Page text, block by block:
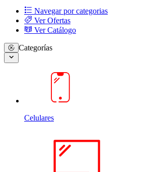
Navegar por categorias
Ver Ofertas
Ver Catálogo
Categorías
Celulares